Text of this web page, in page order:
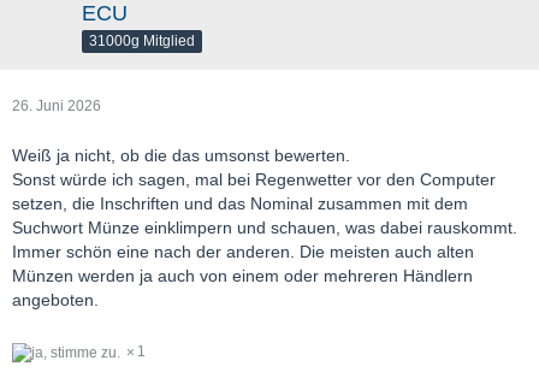
ECU
31000g Mitglied
26. Juni 2026
Weiß ja nicht, ob die das umsonst bewerten.
Sonst würde ich sagen, mal bei Regenwetter vor den Computer
setzen, die Inschriften und das Nominal zusammen mit dem
Suchwort Münze einklimpern und schauen, was dabei rauskommt.
Immer schön eine nach der anderen. Die meisten auch alten
Münzen werden ja auch von einem oder mehreren Händlern
angeboten.
1